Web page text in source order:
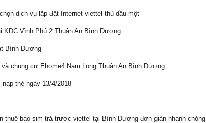
dịch vụ lắp đặt Internet viettel thủ dầu một
KDC Vĩnh Phú 2 Thuận An Bình Dương
Bình Dương
chung cư Ehome4 Nam Long Thuận An Bình Dương
thẻ ngày 13/4/2018
thuê bao sim trả trước viettel tại Bình Dương đơn giản nhanh chóng